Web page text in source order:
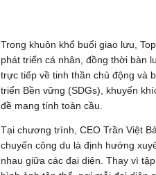
Trong khuôn khổ buổi giao lưu,
phát triển cá nhân, đồng thời bàn
trực tiếp về tinh thần chủ động và
triển Bền vững (SDGs), khuyến
đề mang tính toàn cầu.
Tại chương trình, CEO Trần Việt
chuyến công du là định hướng
nhau giữa các đại diện. Thay vì